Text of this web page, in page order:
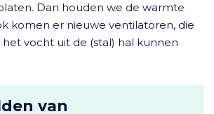
Dan houden we de warmte
komen er nieuwe ventilatoren, die
vocht uit de (stal) hal kunnen
van